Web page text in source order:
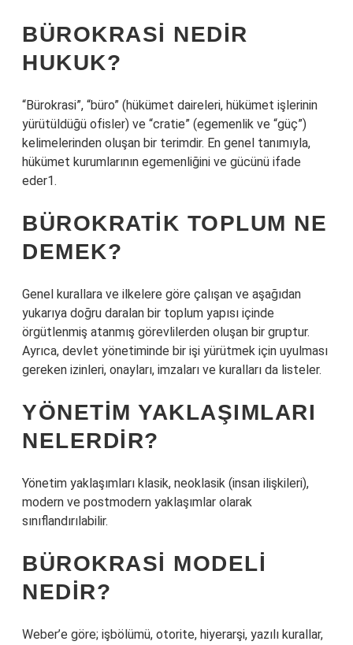
BÜROKRASI NEDIR
HUKUK?
“Bürokrasi”, “büro” (hükümet daireleri, hükümet işlerinin
yürütüldüğü ofisler) ve “cratie” (egemenlik ve “güç”)
kelimelerinden oluşan bir terimdir. En genel tanımıyla,
hükümet kurumlarının egemenliğini ve gücünü ifade
eder1.
BÜROKRATIK TOPLUM NE
DEMEK?
Genel kurallara ve ilkelere göre çalışan ve aşağıdan
yukarıya doğru daralan bir toplum yapısı içinde
örgütlenmiş atanmış görevlilerden oluşan bir gruptur.
Ayrıca, devlet yönetiminde bir işi yürütmek için uyulması
gereken izinleri, onayları, imzaları ve kuralları da listeler.
YÖNETIM YAKLAŞIMLARI
NELERDIR?
Yönetim yaklaşımları klasik, neoklasik (insan ilişkileri),
modern ve postmodern yaklaşımlar olarak
sınıflandırılabilir.
BÜROKRASI MODELI
NEDIR?
Weber’e göre; işbölümü, otorite, hiyerarşi, yazılı kurallar,